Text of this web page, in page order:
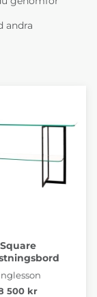
andra
Square
500 kr